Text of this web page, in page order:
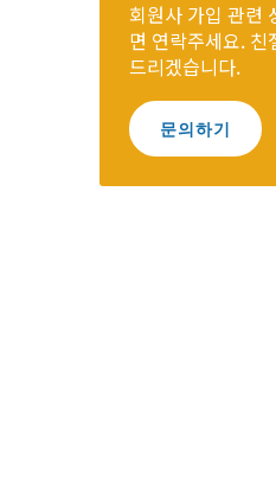
회원사 가입 관련
면 연락주세요. 친
드리겠습니다.
문의하기